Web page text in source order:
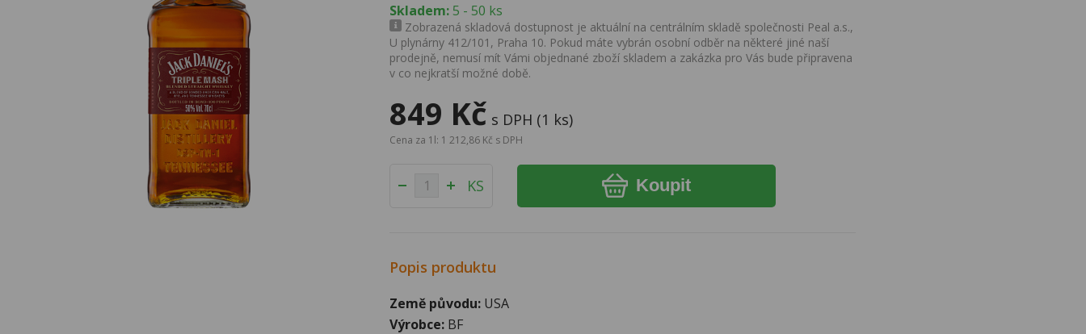
Skladem:5 - 50 ks
Zobrazená skladová dostupnost je aktuální na centrálním skladě společnosti Peal a.s.,
U plynárny 412/101, Praha 10. Pokud máte vybrán osobní odběr na některé jiné naší
prodejně, nemusí mít Vámi objednané zboží skladem a zakázka pro Vás bude připravena
v co nejkratší možné době.
849 Kč s DPH (1 ks)
Cena za 1l: 1 212,86 Kč s DPH
KS Koupit
Popis produktu
Země původu: USA
Výrobce: BF